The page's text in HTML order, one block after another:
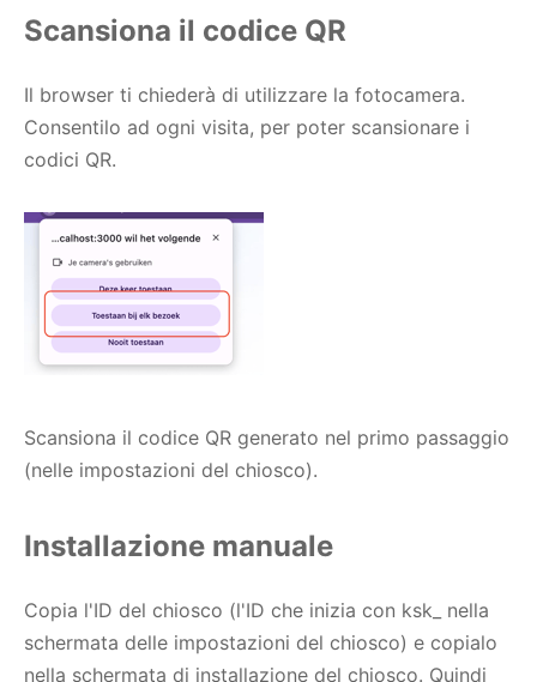
Scansiona il codice QR
Il browser ti chiederà di utilizzare la fotocamera.
Consentilo ad ogni visita, per poter scansionare i
codici QR.
Scansiona il codice QR generato nel primo passaggio
(nelle impostazioni del chiosco).
Installazione manuale
Copia l'ID del chiosco (l'ID che inizia con ksk_ nella
schermata delle impostazioni del chiosco) e copialo
nella schermata di installazione del chiosco. Quindi